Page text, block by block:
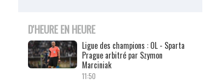
D'HEURE EN HEURE
Ligue des champions : OL - Sparta
Prague arbitré par Szymon
Marciniak
11:50